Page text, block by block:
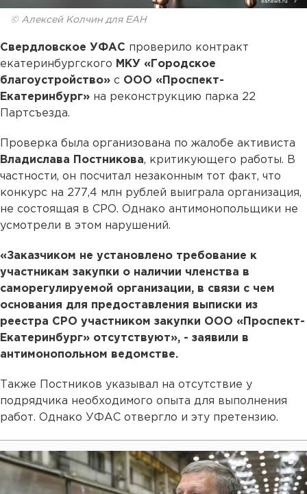
© Алексей Колчин для ЕАН
Свердловское УФАС проверило контракт
екатеринбургского МКУ «Городское
благоустройство» с ООО «Проспект-
Екатеринбург» на реконструкцию парка 22
Партсъезда.
Проверка была организована по жалобе активиста
Владислава Постникова, критикующего работы. В
частности, он посчитал незаконным тот факт, что
конкурс на 277,4 млн рублей выиграла организация,
не состоящая в СРО. Однако антимонопольщики не
усмотрели в этом нарушений.
«Заказчиком не установлено требование к
участникам закупки о наличии членства в
саморегулируемой организации, в связи с чем
основания для предоставления выписки из
реестра СРО участником закупки ООО «Проспект-
Екатеринбург» отсутствуют», - заявили в
антимонопольном ведомстве.
Также Постников указывал на отсутствие у
подрядчика необходимого опыта для выполнения
работ. Однако УФАС отвергло и эту претензию.